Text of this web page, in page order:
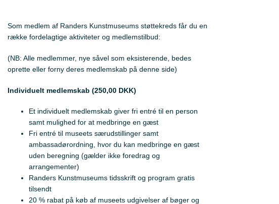
Som medlem af Randers Kunstmuseums støttekreds får du en
række fordelagtige aktiviteter og medlemstilbud:
(NB: Alle medlemmer, nye såvel som eksisterende, bedes
oprette eller forny deres medlemskab på denne side)
Individuelt medlemskab (250,00 DKK)
Et individuelt medlemskab giver fri entré til en person
samt mulighed for at medbringe en gæst
Fri entré til museets særudstillinger samt
ambassadørordning, hvor du kan medbringe en gæst
uden beregning (gælder ikke foredrag og
arrangementer)
Randers Kunstmuseums tidsskrift og program gratis
tilsendt
20 % rabat på køb af museets udgivelser af bøger og